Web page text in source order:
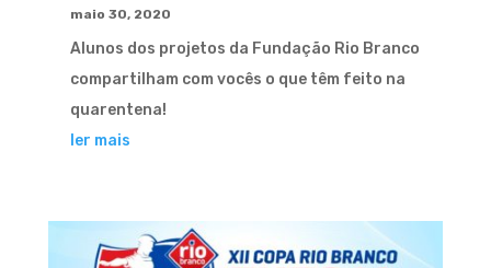
maio 30, 2020
Alunos dos projetos da Fundação Rio Branco
compartilham com vocês o que têm feito na
quarentena!
ler mais